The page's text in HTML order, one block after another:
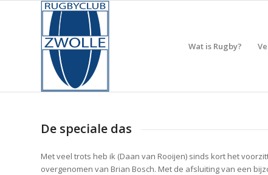
Wat is Rugby?
De speciale das
Met veel trots heb ik (Daan van Rooijen) sinds kort het
overgenomen van Brian Bosch. Met de afsluiting van een